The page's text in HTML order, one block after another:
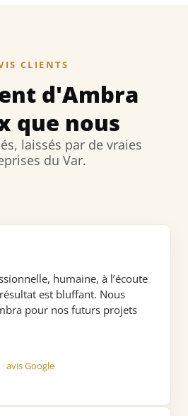
CLIENTS
d'Ambra
que nous
laissés par de vraies
du Var.
humaine, à l’écoute
est bluffant. Nous
pour nos futurs projets
avis Google